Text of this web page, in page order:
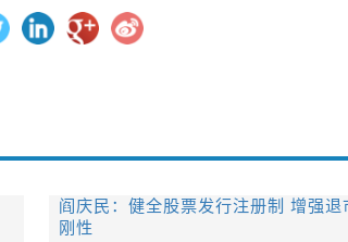
阎庆民：健全股票发行注册制 增强退
刚性